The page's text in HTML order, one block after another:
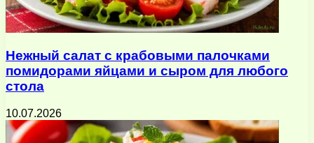
Нежный салат с крабовыми палочками
помидорами яйцами и сыром для любого
стола
10.07.2026